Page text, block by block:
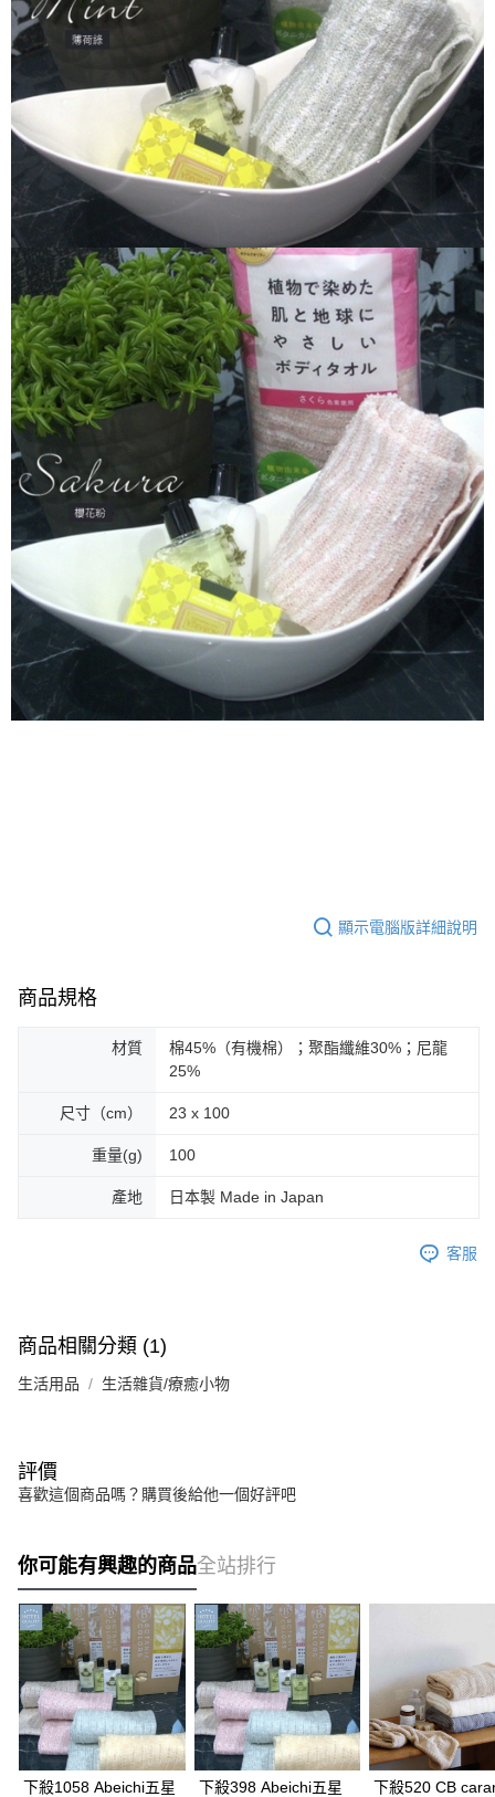
顯示電腦版詳細說明
商品規格
材質
棉45%（有機棉）；聚酯纖維30%；尼龍
25%
尺寸（cm） 23 x 100
重量(g) 100
產地 日本製 Made in Japan
客服
商品相關分類 (1)
生活用品 生活雜貨/療癒小物
評價
喜歡這個商品嗎？購買後給他一個好評吧
你可能有興趣的商品全站排行
下殺1058 Abeichi五星 下殺398 Abeichi五星 下殺520 CB